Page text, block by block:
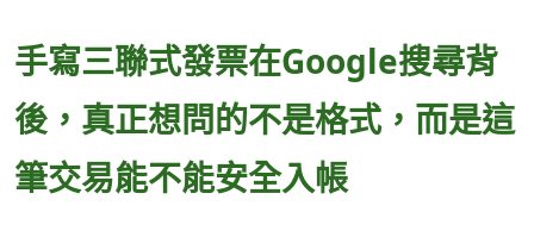
手寫三聯式發票在Google搜尋背
後，真正想問的不是格式，而是這
筆交易能不能安全入帳